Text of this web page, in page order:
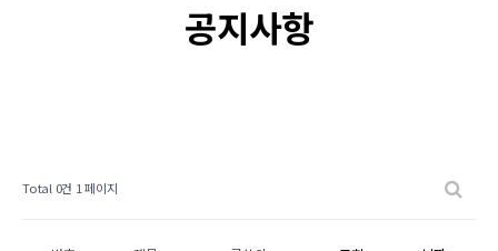
공지사항
Total 0건 1 페이지